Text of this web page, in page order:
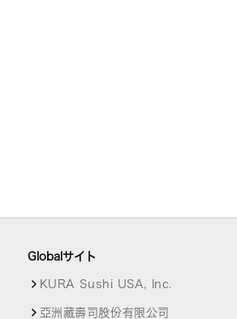
Globalサイト
KURA Sushi USA, Inc.
亞洲藏壽司股份有限公司